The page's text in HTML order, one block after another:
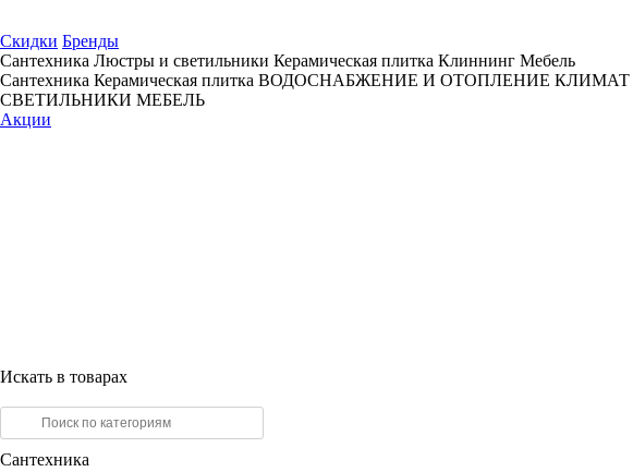
Скидки Бренды
Сантехника Люстры и светильники Керамическая плитка Клиннинг Мебель
Сантехника Керамическая плитка ВОДОСНАБЖЕНИЕ И ОТОПЛЕНИЕ КЛИМАТ
СВЕТИЛЬНИКИ МЕБЕЛЬ
Акции
Искать в товарах
Сантехника